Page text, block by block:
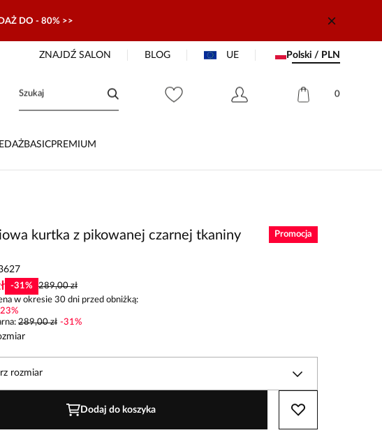
DO - 80% >>
ZNAJDŹ SALON BLOG UE Polski / PLN
0
BASICPREMIUM
kurtka z pikowanej czarnej tkaniny Promocja
-31%
289,00 zł
w okresie 30 dni przed obniżką:
23%
: 289,00 zł -31%
rozmiar
Dodaj do koszyka